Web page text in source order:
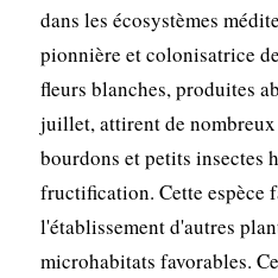
dans les écosystèmes
pionnière et colonisatrice
fleurs blanches, produites
juillet, attirent de
bourdons et petits insectes
fructification. Cette espèce
l'établissement d'autres
microhabitats favorables.